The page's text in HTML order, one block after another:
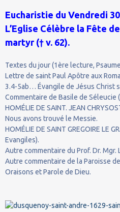
Eucharistie du Vendredi
L’Eglise Célèbre la Fête
martyr († v. 62).
Textes du jour (1ère lecture,
Lettre de saint Paul Apôtre aux
3.4-5ab… Évangile de Jésus Christ
Commentaire de Basile de Séleucie
HOMÉLIE DE SAINT. JEAN
Nous avons trouvé le Messie.
HOMÉLIE DE SAINT GREGOIRE LE
Evangiles).
Autre commentaire du Prof. Dr. Mgr.
Autre commentaire de la Paroisse
Oraisons et Parole de Dieu.